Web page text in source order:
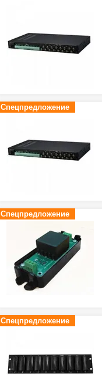
Спецпредложение
Спецпредложение
Спецпредложение